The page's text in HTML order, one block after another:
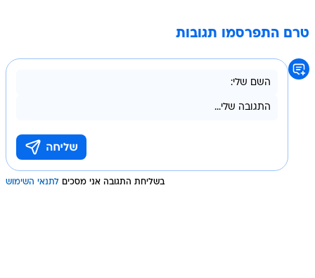
טרם התפרסמו תגובות
בשליחת התגובה אני מסכים לתנאי השימוש